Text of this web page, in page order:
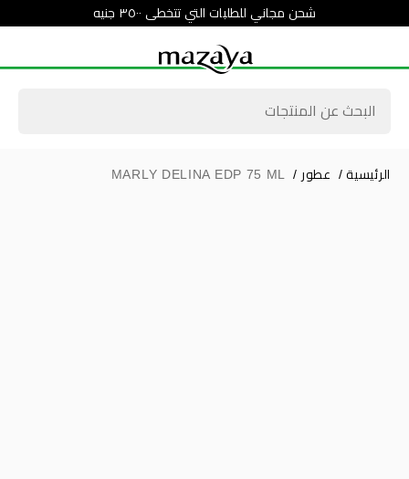
شحن مجاني للطلبات التي تتخطى ٣٥٠٠ جنيه
الرئيسية / عطور /
MARLY DELINA EDP 75 ML